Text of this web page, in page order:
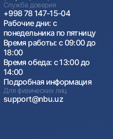
Служба доверия
+998 78 147-15-04
Рабочие дни: с
понедельника по пятницу
Время работы: с 09:00 до
18:00
Время обеда: с 13:00 до
14:00
Подробная информация
Для физических лиц
support@nbu.uz